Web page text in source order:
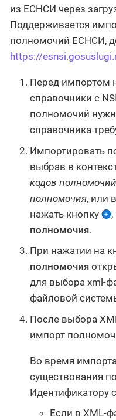
из ЕСНСИ через
Поддерживается
полномочий ЕСНСИ,
https://
Перед импортом
справочники с
полномочий
справочника
Импортировать
выбрав в
кодов полномочий
полномочия, или
нажать кнопку
полномочия.
При нажатии на
полномочия
для выбора xml-
файловой
После выбора
импорт
Во время
существования
Идентификатору
Если в XML-